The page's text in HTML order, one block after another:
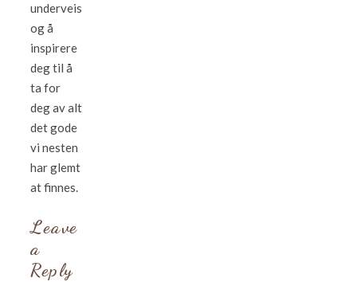
underveis
og å
inspirere
deg til å
ta for
deg av alt
det gode
vi nesten
har glemt
at finnes.
Leave
a
Reply